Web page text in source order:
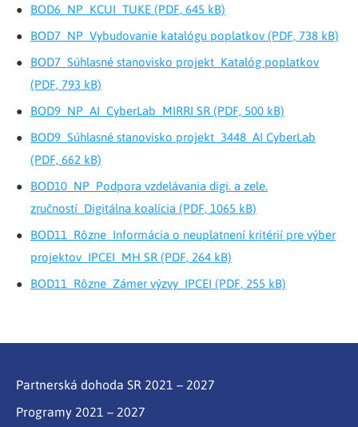
BOD6_NP_KCUI_TUKE (PDF, 645 kB)
BOD7_NP_Vybudovanie katalógu poplatkov (PDF, 738 kB)
BOD7_Súhlasné stanovisko projekt_Katalóg poplatkov
(PDF, 793 kB)
BOD9_NP_AI_CyberLab_MIRRI SR (PDF, 500 kB)
BOD9_Súhlasné stanovisko projekt_3448_AI CyberLab
(PDF, 662 kB)
BOD10_NP_Podpora vzdelávania digi. a zele.
zručností_Digitálna koalícia (PDF, 1065 kB)
BOD11_Rôzne_Informácia o neuplatnení kritérií pre výber
projektov_IPCEI_MH SR (PDF, 264 kB)
BOD11_Rôzne_Zámer výzvy_IPCEI (PDF, 255 kB)
Partnerská dohoda SR 2021 – 2027
Programy 2021 – 2027